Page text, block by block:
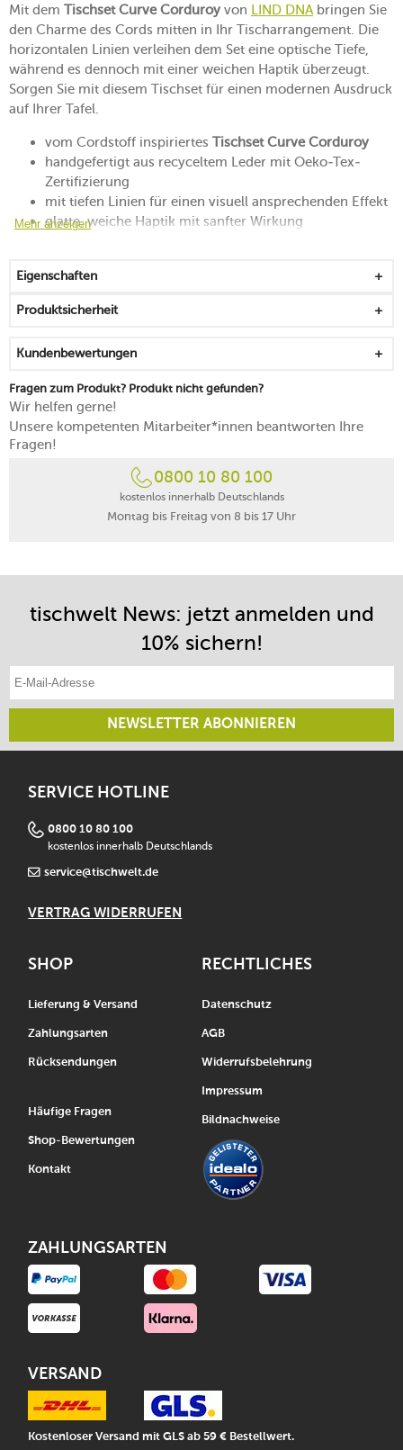
Mit dem Tischset Curve Corduroy von LIND DNAbringen Sie
den Charme des Cords mitten in Ihr Tischarrangement. Die
horizontalen Linien verleihen dem Set eine optische Tiefe,
während es dennoch mit einer weichen Haptik überzeugt.
Sorgen Sie mit diesem Tischset für einen modernen Ausdruck
auf Ihrer Tafel.
vom Cordstoff inspiriertes Tischset Curve Corduroy
handgefertigt aus recyceltem Leder mit Oeko-Tex-
Zertifizierung
mit tiefen Linien für einen visuell ansprechenden Effekt
glatte, weiche Haptik mit sanfter Wirkung
platzieren
Leder nimmt als offenporiges Material
Mehr anzeigen
Eigenschaften
Produktsicherheit
Kundenbewertungen
Fragen zum Produkt? Produkt nicht gefunden?
Wir helfen gerne!
Unsere kompetenten Mitarbeiter*innen beantworten Ihre
Fragen!
0800 10 80 100
kostenlos innerhalb Deutschlands
Montag bis Freitag von 8 bis 17 Uhr
tischwelt News: jetzt anmelden und
10% sichern!
NEWSLETTER ABONNIEREN
SERVICE HOTLINE
0800 10 80 100
kostenlos innerhalb Deutschlands
service@tischwelt.de
VERTRAG WIDERRUFEN
SHOP
Lieferung & Versand
Zahlungsarten
Rücksendungen
Häufige Fragen
Shop-Bewertungen
Kontakt
RECHTLICHES
Datenschutz
AGB
Widerrufsbelehrung
Impressum
Bildnachweise
ZAHLUNGSARTEN
VERSAND
Kostenloser Versand mit GLS ab 59 € Bestellwert.